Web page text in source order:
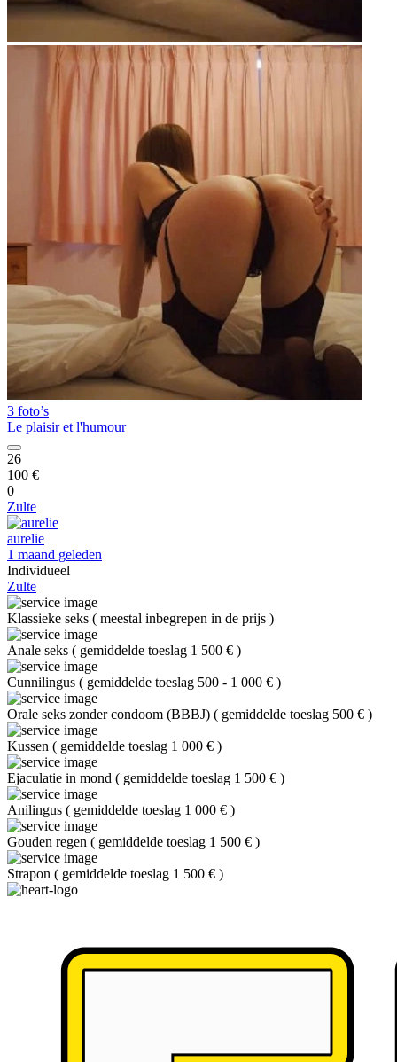
3 foto’s
Le plaisir et l'humour
26
100 €
0
Zulte
aurelie
1 maand geleden
Individueel
Zulte
Klassieke seks ( meestal inbegrepen in de prijs )
Anale seks ( gemiddelde toeslag 1 500 € )
Cunnilingus ( gemiddelde toeslag 500 - 1 000 € )
Orale seks zonder condoom (BBBJ) ( gemiddelde toeslag 500 € )
Kussen ( gemiddelde toeslag 1 000 € )
Ejaculatie in mond ( gemiddelde toeslag 1 500 € )
Anilingus ( gemiddelde toeslag 1 000 € )
Gouden regen ( gemiddelde toeslag 1 500 € )
Strapon ( gemiddelde toeslag 1 500 € )